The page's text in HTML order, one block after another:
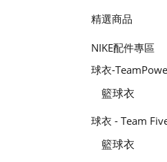
精選商品
NIKE配件專區
球衣-
籃球衣
球衣 - Team
籃球衣